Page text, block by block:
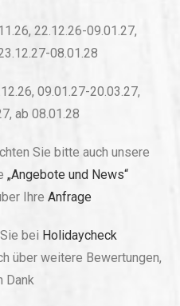
22.12.26-09.01.27,
08.01.28
09.01.27-20.03.27,
ab 08.01.28
Sie bitte auch unsere
„Angebote und News“
Ihre Anfrage
bei Holidaycheck
über weitere Bewertungen,
Dank